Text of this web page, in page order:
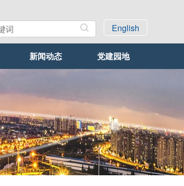
English
新闻动态 党建园地